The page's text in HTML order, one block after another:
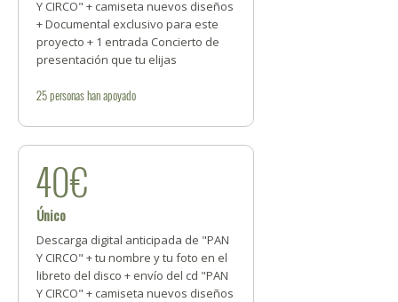
Y CIRCO" + camiseta nuevos diseños
+ Documental exclusivo para este
proyecto + 1 entrada Concierto de
presentación que tu elijas
25personashan apoyado
40€
Único
Descarga digital anticipada de "PAN
Y CIRCO" + tu nombre y tu foto en el
libreto del disco + envío del cd "PAN
Y CIRCO" + camiseta nuevos diseños